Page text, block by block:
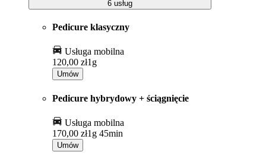
6 usług
Pedicure klasyczny
Usługa mobilna
120,00 zł1g
Umów
Pedicure hybrydowy + ściągnięcie
Usługa mobilna
170,00 zł1g 45min
Umów